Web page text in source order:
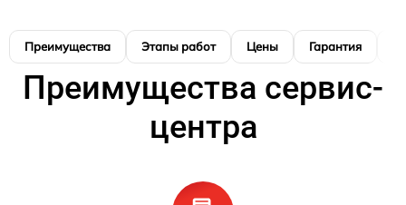
Преимущества Этапы работ Цены Гарантия
Преимущества сервис-
центра